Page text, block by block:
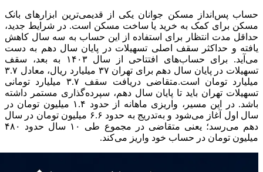
حساب پس‌انداز مسکن جوانان یکی از قدیمی‌ترین ابزارهای بانک
مسکن برای کمک به خرید یا ساخت مسکن است. در شرایط جدید،
حداقل مدت انتظار برای استفاده از این حساب به سه سال کاهش
یافته و حداکثر سقف اصلی تسهیلات در پایان سال دهم به دست
می‌آید. برای حساب‌های افتتاحی از سال ۱۴۰۳ به بعد، سقف
تسهیلات در پایان سال دهم برای تهران ۳۷ میلیارد ریال، معادل ۳.۷
میلیارد تومان است.متقاضی دریافت سقف ۳.۷ میلیارد تومانی
تسهیلات تهران باید تا پایان سال دهم، سپرده‌گذاری مستمر داشته
باشد. در این مسیر، واریزی ماهانه از حدود ۱.۴ میلیون تومان در
سال اول آغاز می‌شود و به‌تدریج به حدود ۶.۶ میلیون تومان در سال
دهم می‌رسد؛ یعنی متقاضی در مجموع طی ۱۰ سال حدود ۴۸۰
میلیون تومان در حساب خود واریز می‌کند.